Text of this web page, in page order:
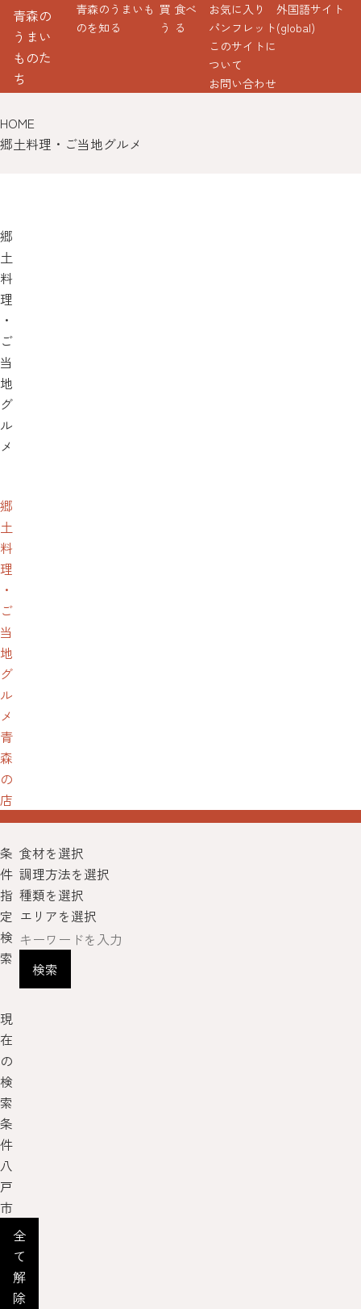
青森の
うまい
ものた
ち
青森のうまいも
のを知る
買
う
食べ
る
お気に入り
パンフレット
このサイトに
ついて
お問い合わせ
外国語サイト
(global)
HOME
郷土料理・ご当地グルメ
郷
土
料
理
・
ご
当
地
グ
ル
メ
郷
土
料
理
・
ご
当
地
グ
ル
メ
青
森
の
店
条
件
指
定
検
索
食材を選択
調理方法を選択
種類を選択
エリアを選択
検索
現
在
の
検
索
条
件
八
戸
市
全
て
解
除